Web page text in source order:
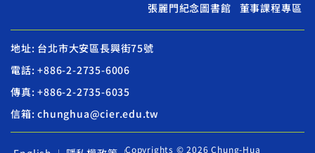
張麗門紀念圖書館
董事課程專區
地址: 台北市大安區長興街75號
電話: +886-2-2735-6006
傳真: +886-2-2735-6035
信箱: chunghua@cier.edu.tw
Copyrights © 2026 Chung-Hua